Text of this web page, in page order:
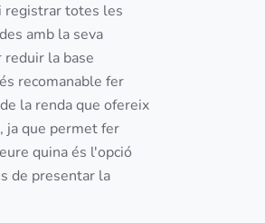
registrar totes les
amb la seva
la base
recomanable fer
la renda que ofereix
ja que permet fer
quina és l'opció
de presentar la